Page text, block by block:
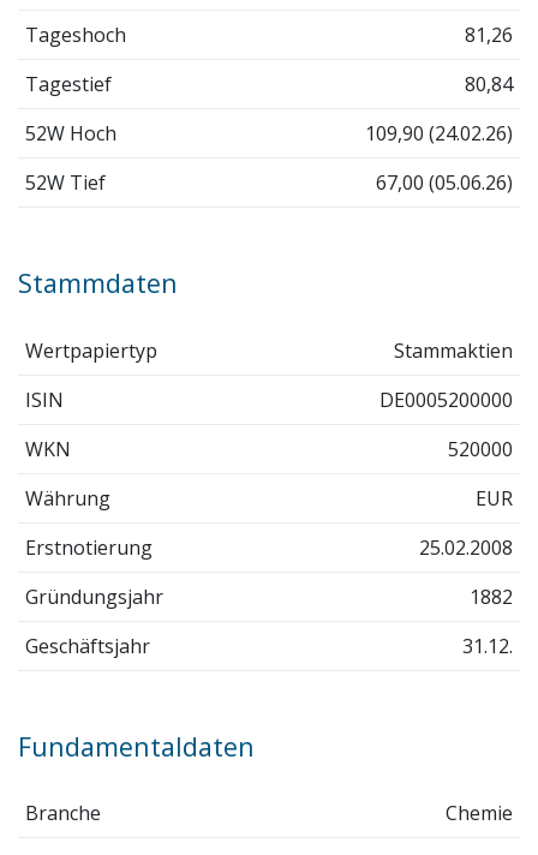
Tageshoch
81,26
Tagestief
80,84
52W Hoch
109,90 (24.02.26)
52W Tief
67,00 (05.06.26)
Stammdaten
Wertpapiertyp
Stammaktien
ISIN
DE0005200000
WKN
520000
Währung
EUR
Erstnotierung
25.02.2008
Gründungsjahr
1882
Geschäftsjahr
31.12.
Fundamentaldaten
Branche
Chemie